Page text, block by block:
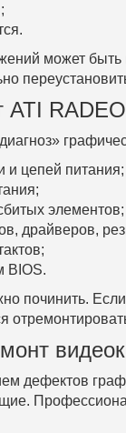
может
ATI
и цепей питания;
элементов;
драйверов,
BIOS.
починить.
дефектов